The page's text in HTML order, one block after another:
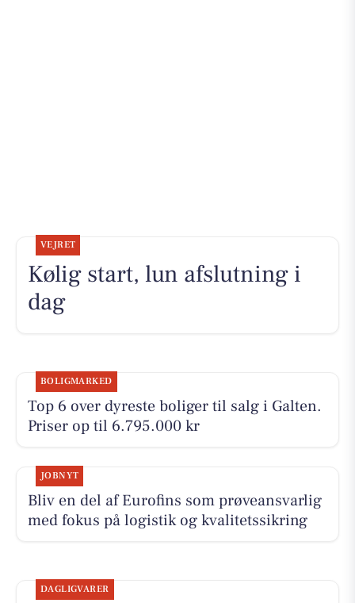
VEJRET
Kølig start, lun afslutning i
dag
BOLIGMARKED
Top 6 over dyreste boliger til salg i Galten.
Priser op til 6.795.000 kr
JOBNYT
Bliv en del af Eurofins som prøveansvarlig
med fokus på logistik og kvalitetssikring
DAGLIGVARER